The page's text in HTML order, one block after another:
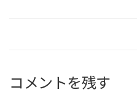
コメントを残す